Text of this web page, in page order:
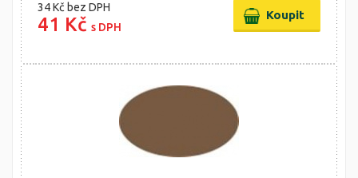
34 Kč bez DPH
41 Kč s DPH